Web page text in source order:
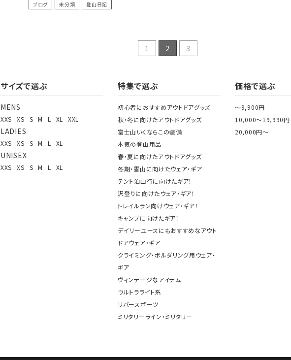
ブログ
未分類 登山日記
1 2 3
サイズで選ぶ
MENS
XXS XS S M L XL XXL
LADIES
XXS XS S M L XL
UNISEX
XXS XS S M L XL
特集で選ぶ
初心者におすすめアウトドアグッズ
秋・冬に向けたアウトドアグッズ
富士山いくならこの装備
本気の登山用品
春・夏に向けたアウトドアグッズ
冬期・雪山に向けたウェア・ギア
テント泊山行に向けたギア！
沢登りに向けたウェア・ギア！
トレイルラン向けウェア・ギア！
キャンプに向けたギア！
デイリーユースにもおすすめなアウト
ドアウェア・ギア
クライミング・ボルダリング用ウェア・
ギア
ヴィンテージなアイテム
ウルトラライト系
リバースポーツ
ミリタリーライン・ミリタリー
価格で選ぶ
～9,900円
10,000～19,990円
20,000円～